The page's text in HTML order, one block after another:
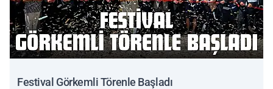
Festival Görkemli Törenle Başladı